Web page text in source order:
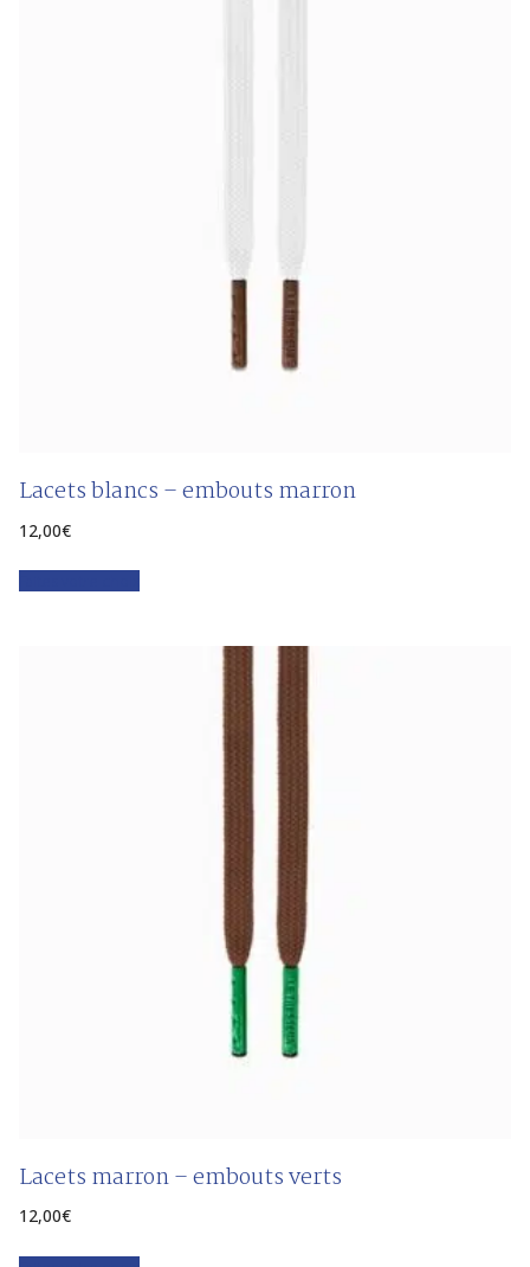
Lacets blancs – embouts marron
12,00€
Lacets marron – embouts verts
12,00€